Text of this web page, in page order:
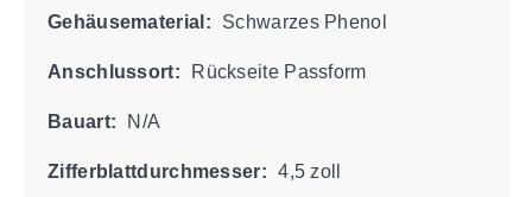
Gehäusematerial: Schwarzes Phenol
Anschlussort: Rückseite Passform
Bauart: N/A
Zifferblattdurchmesser: 4,5 zoll